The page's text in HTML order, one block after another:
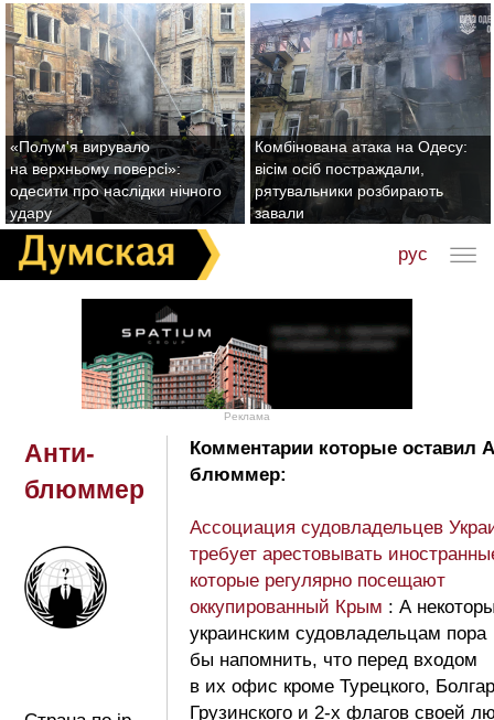
«Полум'я вирувало
на верхньому поверсі»:
одесити про наслідки нічного
удару
Комбінована атака на Одесу:
вісім осіб постраждали,
рятувальники розбирають
завали
рус
Реклама
Анти-
блюммер
Комментарии которые оставил
блюммер:
Ассоциация судовладельцев
требует арестовывать
которые регулярно посещают
оккупированный Крым : А
украинским судовладельцам пора
бы напомнить, что перед входом
в их офис кроме Турецкого,
Грузинского и 2-х флагов своей